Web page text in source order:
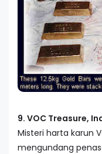
9. VOC Treasure,
Misteri harta karun
mengundang